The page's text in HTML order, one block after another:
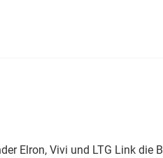
Elron, Vivi und LTG Link die